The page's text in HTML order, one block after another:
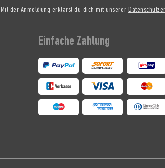
Mit der Anmeldung erklärst du dich mit unserer
Einfache Zahlung